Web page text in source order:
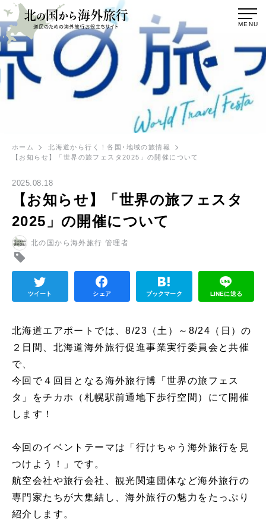
MENU
ホーム
北海道から行く！各国･地域の旅情報
【お知らせ】「世界の旅フェスタ2025」の開催について
2025.08.18
【お知らせ】「世界の旅フェスタ
2025」の開催について
北の国から海外旅行 管理者
ツイート シェア ブックマーク LINEに送る
北海道エアポートでは、8/23（土）～8/24（日）の
２日間、北海道海外旅行促進事業実行委員会と共催
で、
今回で４回目となる海外旅行博「世界の旅フェス
タ」をチカホ（札幌駅前通地下歩行空間）にて開催
します！
今回のイベントテーマは「行けちゃう海外旅行を見
つけよう！」です。
航空会社や旅行会社、観光関連団体など海外旅行の
専門家たちが大集結し、海外旅行の魅力をたっぷり
紹介します。